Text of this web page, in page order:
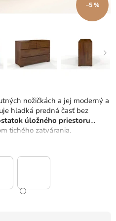
nožičkách a jej moderný a
hladká predná časť bez
úložného priestoru
tichého zatvárania.
–5 %